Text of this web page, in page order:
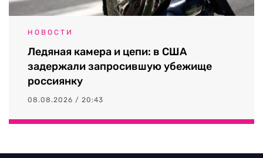
НОВОСТИ
Ледяная камера и цепи: в США
задержали запросившую убежище
россиянку
08.08.2026 / 20:43